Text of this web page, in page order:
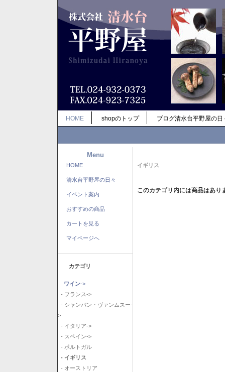
HOME shopのトップ ブログ清水台平野屋の日
Menu
HOME
清水台平野屋の日々
イベント案内
おすすめの商品
カートを見る
マイページへ
カテゴリ
ワイン->
- フランス->
- シャンパン・ヴァンムスー-
>
- イタリア->
- スペイン->
- ポルトガル
- イギリス
- オーストリア
イギリス
このカテゴリ内には商品はあり